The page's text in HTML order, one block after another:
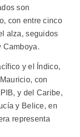
son
con entre cinco
alza, seguidos
Camboya.
y el Índico,
con
y del Caribe,
y Belice, en
representa